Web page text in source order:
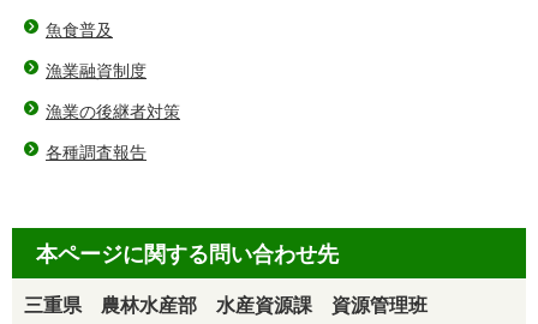
魚食普及
漁業融資制度
漁業の後継者対策
各種調査報告
本ページに関する問い合わせ先
三重県 農林水産部 水産資源課 資源管理班